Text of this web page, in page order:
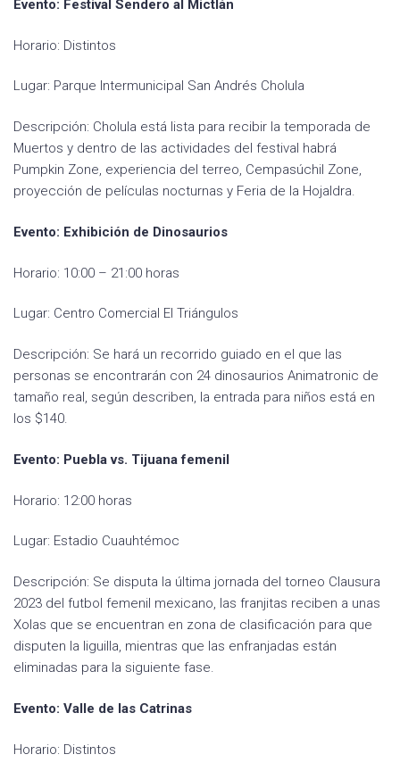
Evento: Festival Sendero al Mictlán
Horario: Distintos
Lugar: Parque Intermunicipal San Andrés Cholula
Descripción: Cholula está lista para recibir la temporada de
Muertos y dentro de las actividades del festival habrá
Pumpkin Zone, experiencia del terreo, Cempasúchil Zone,
proyección de películas nocturnas y Feria de la Hojaldra.
Evento: Exhibición de Dinosaurios
Horario: 10:00 – 21:00 horas
Lugar: Centro Comercial El Triángulos
Descripción: Se hará un recorrido guiado en el que las
personas se encontrarán con 24 dinosaurios Animatronic de
tamaño real, según describen, la entrada para niños está en
los $140.
Evento: Puebla vs. Tijuana femenil
Horario: 12:00 horas
Lugar: Estadio Cuauhtémoc
Descripción: Se disputa la última jornada del torneo Clausura
2023 del futbol femenil mexicano, las franjitas reciben a unas
Xolas que se encuentran en zona de clasificación para que
disputen la liguilla, mientras que las enfranjadas están
eliminadas para la siguiente fase.
Evento: Valle de las Catrinas
Horario: Distintos